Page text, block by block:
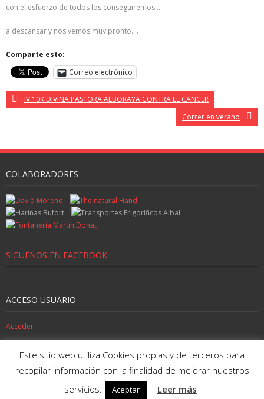
con el esfuerzo de todos los conseguiremos….
a descansar y nos vemos muy pronto….
Comparte esto:
Correo electrónico
IV 10K DIVINA PASTORA ALBORAYA CONTRA EL CANCER
Correr en verano
COLABORADORES
SIGUENOS EN FACEBOOK
ACCESO USUARIO
Acceder
SIGUENOS EN TWITTER
Tema deThink Up Themes Ltd . Funciona conWordPress
Este sitio web utiliza Cookies propias y de terceros para
recopilar información con la finalidad de mejorar nuestros
servicios.
Aceptar Leer más